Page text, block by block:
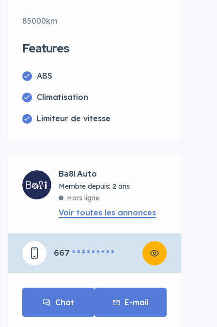
85000km
Features
ABS
Climatisation
Limiteur de vitesse
Ba8i Auto
Membre depuis: 2 ans
Hors ligne
Voir toutes les annonces
667 * * * * * * * * *
Chat E-mail